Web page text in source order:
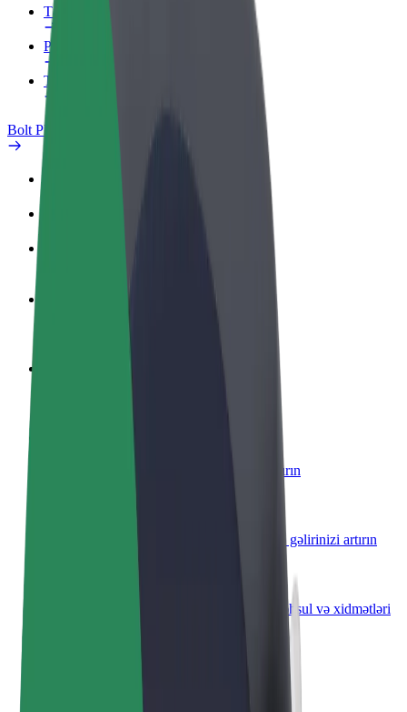
Təhlükəsizlik Laboratoriyası
Problemi bildir
Tez-tez verilən suallar
Bolt Plus
Öz şərtlərinizə uyğun olaraq qazanın
Daha çox müştəri cəlb edin və satışları artırın
Avtoparkınızı Bolt platformasına qoşun və gəlirinizi artırın
Biznesiniz üçün miqyaslandırılmış Bolt məhsul və xidmətləri